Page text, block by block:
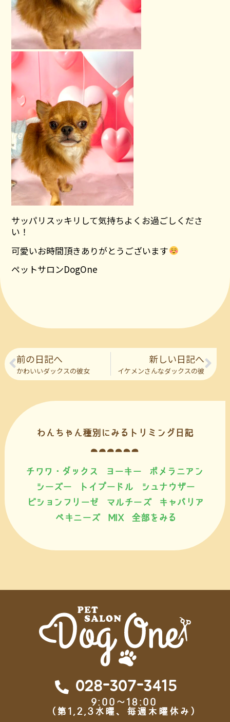
サッパリスッキリして気持ちよくお過ごしくださ
い！
可愛いお時間頂きありがとうございます
ペットサロンDogOne
前の日記へ
かわいいダックスの彼女
新しい日記へ
イケメンさんなダックスの彼
わんちゃん種別にみるトリミング日記
チワワ・ダックス ヨーキー
ポメラニアン
シーズー
トイプードル
シュナウザー
ビションフリーゼ
マルチーズ
キャバリア
ペキニーズ
MIX 全部をみる
028-307-3415
9:00～18:00
（第1,2,3水曜、毎週木曜休み）